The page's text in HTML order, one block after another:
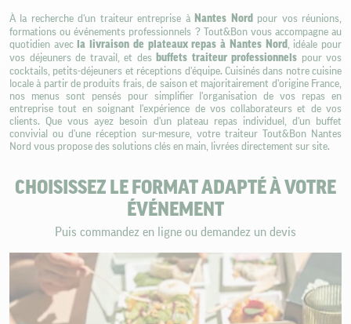
À la recherche d'un traiteur entreprise à Nantes Nord pour vos réunions,
formations ou événements professionnels ? Tout&Bon vous accompagne au
quotidien avec la livraison de plateaux repas à Nantes Nord, idéale pour
vos déjeuners de travail, et des buffets traiteur professionnels pour vos
cocktails, petits-déjeuners et réceptions d'équipe. Cuisinés dans notre cuisine
locale à partir de produits frais, de saison et majoritairement d'origine France,
nos menus sont pensés pour simplifier l'organisation de vos repas en
entreprise tout en soignant l'expérience de vos collaborateurs et de vos
clients. Que vous ayez besoin d'un plateau repas individuel, d'un buffet
convivial ou d'une réception sur-mesure, votre traiteur Tout&Bon Nantes
Nord vous propose des solutions clés en main, livrées directement sur site.
CHOISISSEZ LE FORMAT ADAPTÉ À VOTRE
ÉVÉNEMENT
Puis commandez en ligne ou demandez un devis